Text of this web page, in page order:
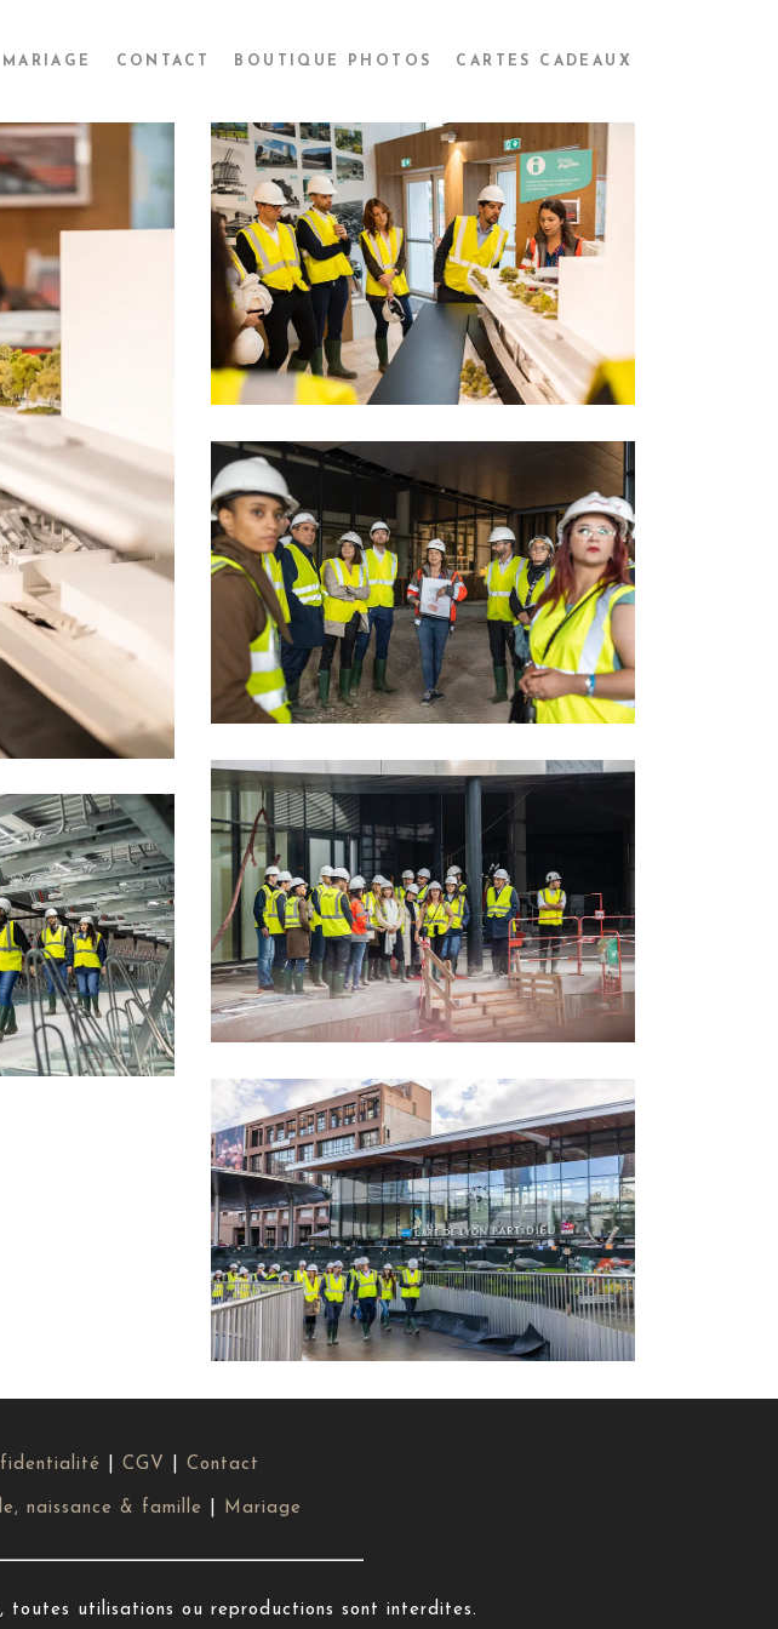
MARIAGE CONTACT BOUTIQUE PHOTOS CARTES CADEAUX
CGV Contact
naissance & famille Mariage
toutes utilisations ou reproductions sont interdites.